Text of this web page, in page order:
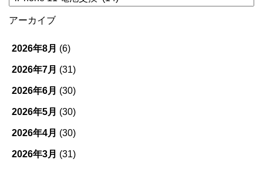
テ
ゴ
ー
アーカイブ
2026年8月 (6)
2026年7月 (31)
2026年6月 (30)
2026年5月 (30)
2026年4月 (30)
2026年3月 (31)